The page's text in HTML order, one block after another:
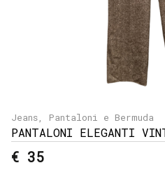
Jeans, Pantaloni e Bermuda
PANTALONI ELEGANTI
€ 35